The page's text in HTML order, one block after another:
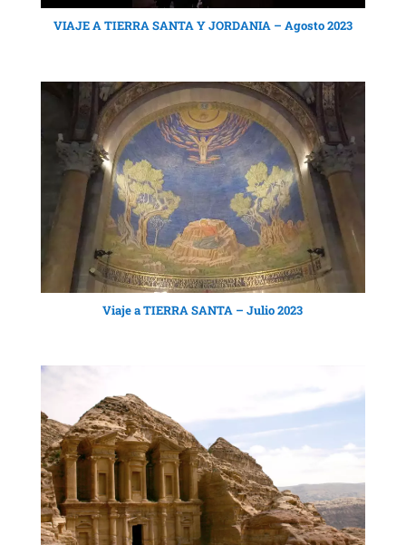
VIAJE A TIERRA SANTA Y JORDANIA – Agosto 2023
Viaje a TIERRA SANTA – Julio 2023